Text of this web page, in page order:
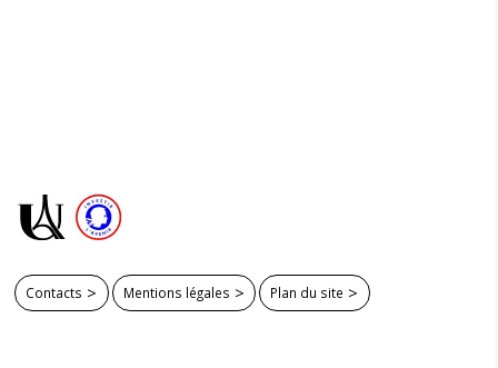
Contacts Mentions légales Plan du site